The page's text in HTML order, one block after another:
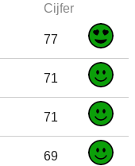
Cijfer
77
71
71
69